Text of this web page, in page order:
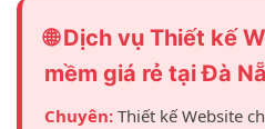
🌐 Dịch vụ Thiết kế
mềm giá rẻ tại Đà
Chuyên: Thiết kế Website